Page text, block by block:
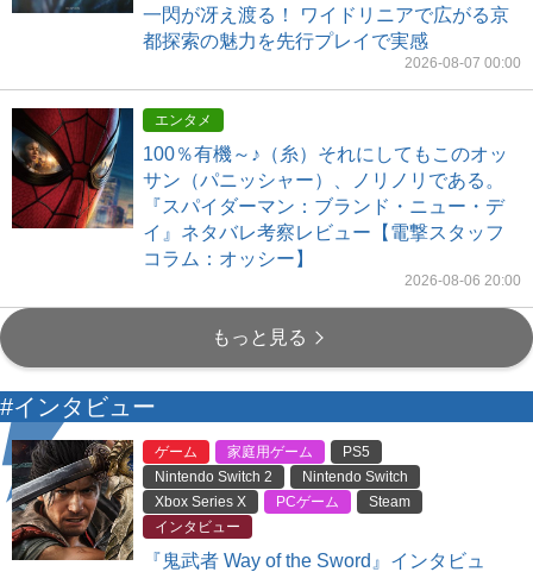
一閃が冴え渡る！ ワイドリニアで広がる京
都探索の魅力を先行プレイで実感
2026-08-07 00:00
エンタメ
100％有機～♪（糸）それにしてもこのオッ
サン（パニッシャー）、ノリノリである。
『スパイダーマン：ブランド・ニュー・デ
イ』ネタバレ考察レビュー【電撃スタッフ
コラム：オッシー】
2026-08-06 20:00
もっと見る
#インタビュー
ゲーム 家庭用ゲーム
PS5
Nintendo Switch 2
Nintendo Switch
Xbox Series X
PCゲーム
Steam
インタビュー
『鬼武者 Way of the Sword』インタビュ